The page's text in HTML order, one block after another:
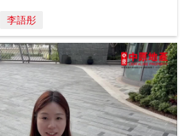
李語彤